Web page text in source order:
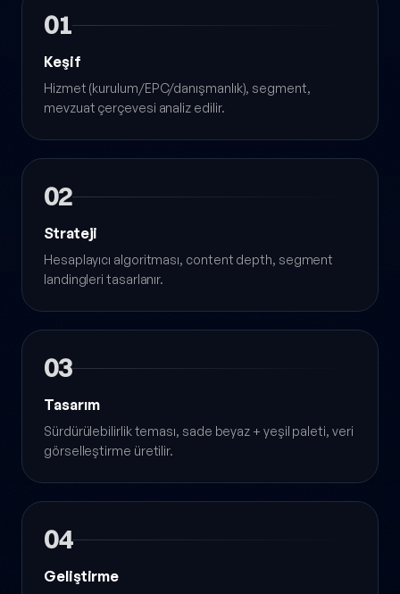
01
Keşif
Hizmet (kurulum/EPC/danışmanlık), segment,
mevzuat çerçevesi analiz edilir.
02
Strateji
Hesaplayıcı algoritması, content depth, segment
landingleri tasarlanır.
03
Tasarım
Sürdürülebilirlik teması, sade beyaz + yeşil paleti, veri
görselleştirme üretilir.
04
Geliştirme